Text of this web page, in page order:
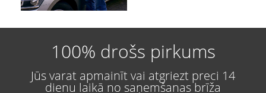
100% drošs pirkums
Jūs varat apmainīt vai atgriezt preci 14
dienu laikā no saņemšanas brīža